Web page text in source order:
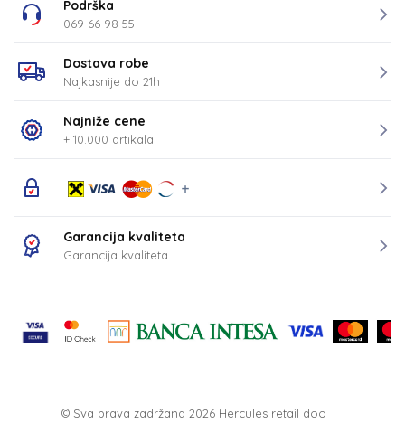
Podrška
069 66 98 55
Dostava robe
Najkasnije do 21h
Najniže cene
+ 10.000 artikala
Garancija kvaliteta
Garancija kvaliteta
© Sva prava zadržana 2026Hercules retail doo